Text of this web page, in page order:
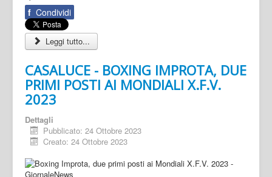
f Condividi
Leggi tutto...
CASALUCE - BOXING IMPROTA, DUE
PRIMI POSTI AI MONDIALI X.F.V.
2023
Dettagli
Pubblicato: 24 Ottobre 2023
Creato: 24 Ottobre 2023